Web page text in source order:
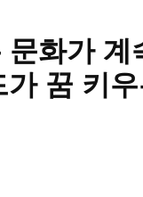
화가
꿈 키